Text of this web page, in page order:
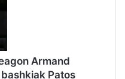
Armand
Patos